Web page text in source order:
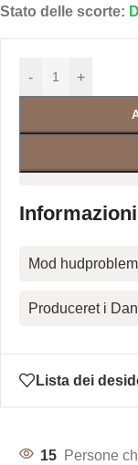
Stato delle scorte:
- +
Mod
Produceret i
Lista dei
15 Persone